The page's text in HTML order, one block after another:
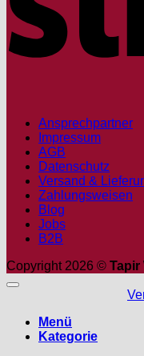
Ansprechpartner
Impressum
AGB
Datenschutz
Versand &
Zahlungsweisen
Blog
Jobs
B2B
Copyright 2026 © Tapir
Menü
Kategorie